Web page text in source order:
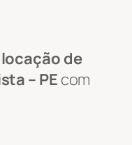
locação de
– PEcom